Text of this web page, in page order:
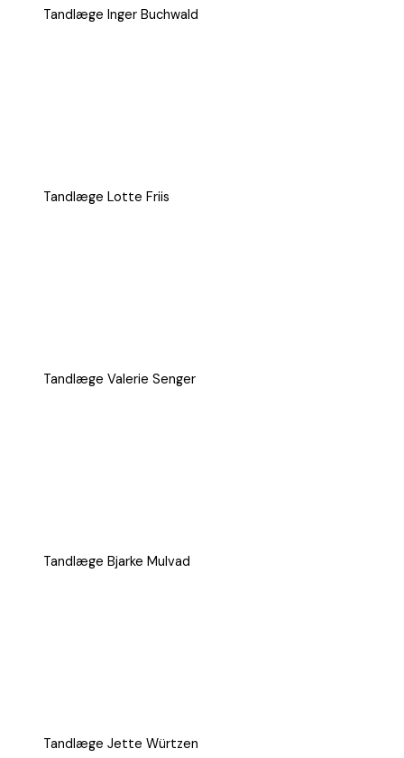
Tandlæge Inger Buchwald
Tandlæge Lotte Friis
Tandlæge Valerie Senger
Tandlæge Bjarke Mulvad
Tandlæge Jette Würtzen